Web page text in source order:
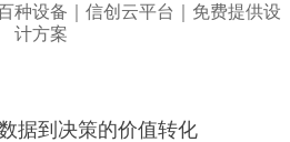
据到决策的价值转化